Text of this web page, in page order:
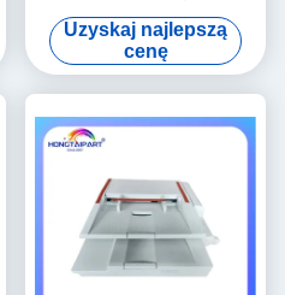
zamiennych do kopiarek
Canon IR ADV 6555
Uzyskaj najlepszą
cenę